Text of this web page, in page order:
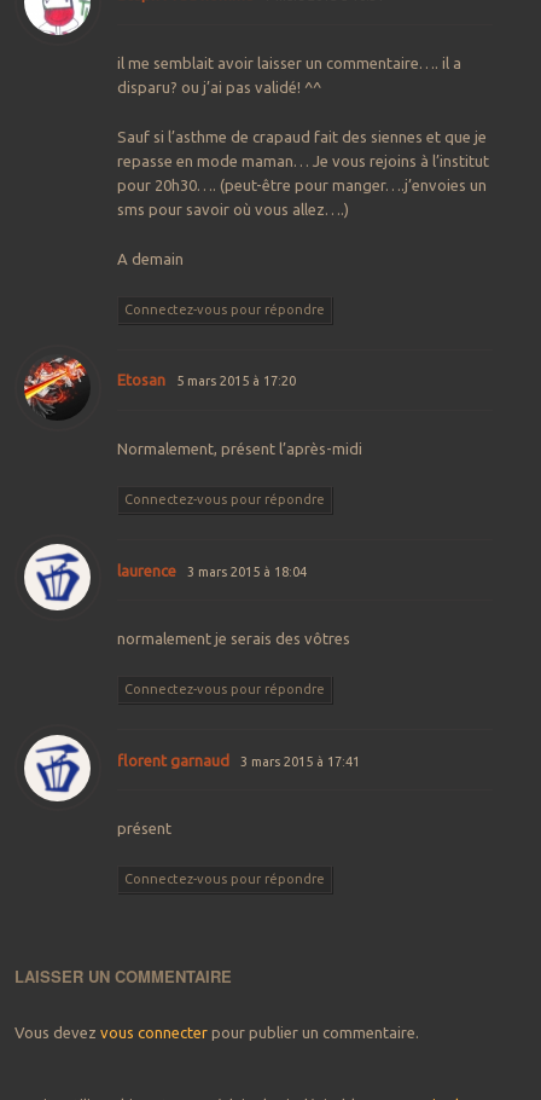
il me semblait avoir laisser un commentaire…. il a
disparu? ou j’ai pas validé! ^^
Sauf si l’asthme de crapaud fait des siennes et que je
repasse en mode maman… Je vous rejoins à l’institut
pour 20h30…. (peut-être pour manger….j’envoies un
sms pour savoir où vous allez….)
A demain
Connectez-vous pour répondre
Etosan 5 mars 2015 à 17:20
Normalement, présent l’après-midi
Connectez-vous pour répondre
laurence 3 mars 2015 à 18:04
normalement je serais des vôtres
Connectez-vous pour répondre
florent garnaud 3 mars 2015 à 17:41
présent
Connectez-vous pour répondre
LAISSER UN COMMENTAIRE
Vous devez vous connecterpour publier un commentaire.